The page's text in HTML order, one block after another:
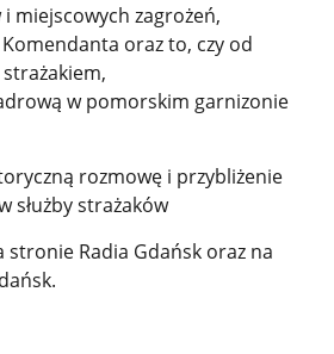
miejscowych zagrożeń,
oraz to, czy od
strażakiem,
w pomorskim garnizonie
rozmowę i przybliżenie
służby strażaków
Radia Gdańsk oraz na